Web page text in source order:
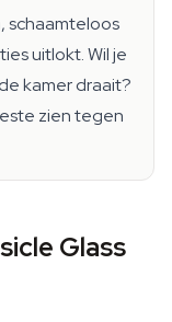
schaamteloos
uitlokt. Wil je
kamer draait?
zien tegen
Glass